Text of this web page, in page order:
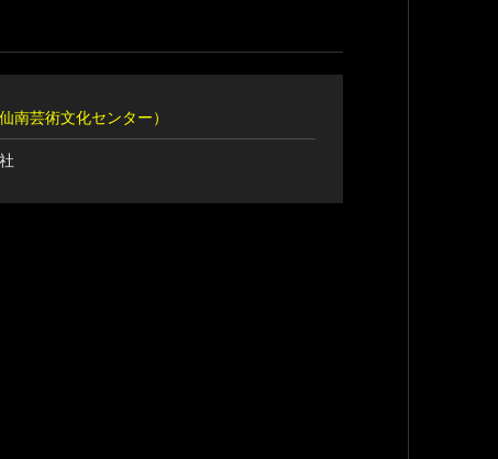
南芸術文化センター）